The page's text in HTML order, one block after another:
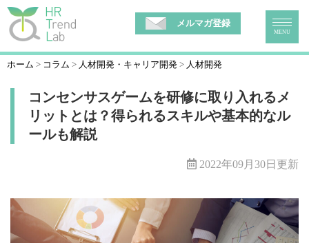
メルマガ登録
MENU
ホーム コラム 人材開発・キャリア開発 人材開発
コンセンサスゲームを研修に取り入れるメ
リットとは？得られるスキルや基本的なル
ールも解説
2022年09月30日更新